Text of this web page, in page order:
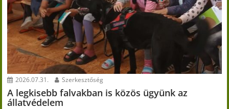
2026.07.31. Szerkesztőség
A legkisebb falvakban is közös ügyünk az
állatvédelem